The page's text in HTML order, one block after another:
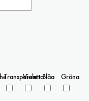
Transparent
ViolettaBlåa Gröna